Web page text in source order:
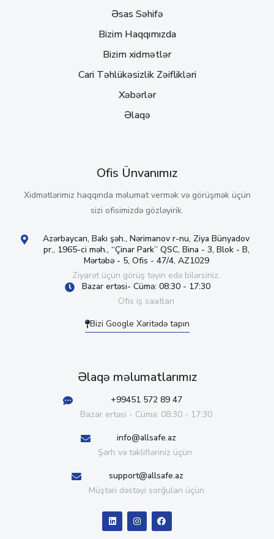
Əsas Səhifə
Bizim Haqqımızda
Bizim xidmətlər
Cari Təhlükəsizlik Zəiflikləri
Xəbərlər
Əlaqə
Ofis Ünvanımız
Xidmətlərimiz haqqında məlumat vermək və görüşmək üçün
sizi ofisimizdə gözləyirik.
Azərbaycan, Bakı şəh., Nərimanov r-nu, Ziya Bünyadov
pr., 1965-ci məh., “Çinar Park” QSC, Bina - 3, Blok - B,
Mərtəbə - 5, Ofis - 47/4, AZ1029
Ziyarət üçün görüş təyin edə bilərsiniz.
Bazar ertəsi- Cümə: 08:30 - 17:30
Ofis iş saatları
Bizi Google Xəritədə tapın
Əlaqə məlumatlarımız
+99451 572 89 47
Bazar ertəsi - Cümə: 08:30 - 17:30
info@allsafe.az
Şərh və təklifləriniz üçün
support@allsafe.az
Müştəri dəstəyi sorğuları üçün